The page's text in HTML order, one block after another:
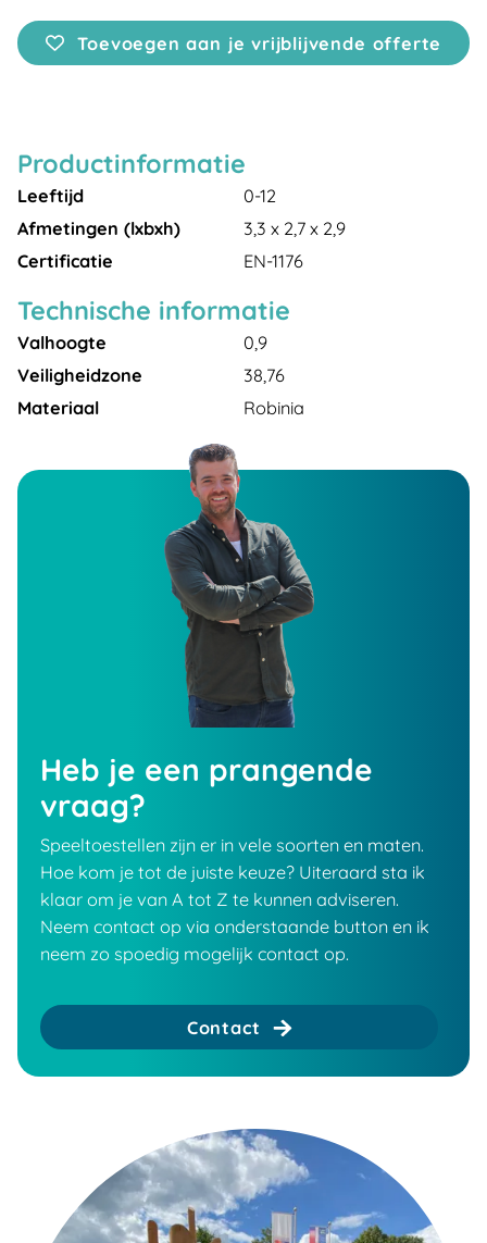
Toevoegen aan je vrijblijvende offerte
Productinformatie
Leeftijd
0-12
Afmetingen (lxbxh)
3,3 x 2,7 x 2,9
Certificatie
EN-1176
Technische informatie
Valhoogte
0,9
Veiligheidzone
38,76
Materiaal
Robinia
Heb je een prangende
vraag?
Speeltoestellen zijn er in vele soorten en maten.
Hoe kom je tot de juiste keuze? Uiteraard sta ik
klaar om je van A tot Z te kunnen adviseren.
Neem contact op via onderstaande button en ik
neem zo spoedig mogelijk contact op.
Contact